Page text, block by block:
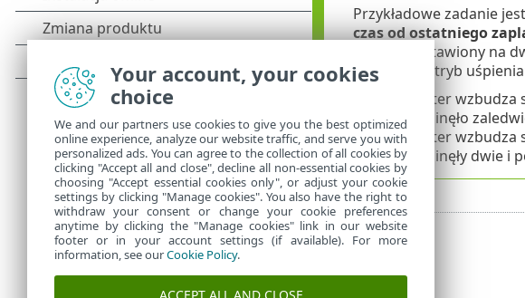
Przykładowe zadanie
czas od ostatniego
czas jest ustawiony na
przejdzie w tryb
Komputer
14:00 minęło
• Komputer wzbudza
14:00 minęły dwie i
Your account, your cookies
choice
We and our partners use cookies to give you the best optimized
online experience, analyze our website traffic, and serve you with
personalized ads. You can agree to the collection of all cookies by
clicking "Accept all and close", decline all non-essential cookies by
choosing "Accept essential cookies only", or adjust your cookie
settings by clicking "Manage cookies". You also have the right to
withdraw your consent or change your cookie preferences
anytime by clicking the "Manage cookies" link in our website
footer or in your account settings (if available). For more
information, see ourCookie Policy.